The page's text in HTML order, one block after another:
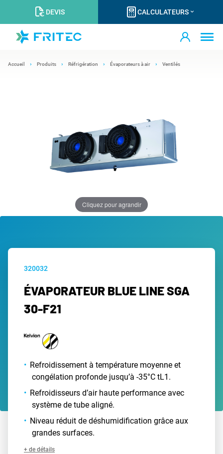
DEVIS CALCULATEURS
Accueil Produits Réfrigération Évaporateurs à air Ventilés
Cliquez pour agrandir
320032
ÉVAPORATEUR BLUE LINE SGA
30-F21
Refroidissement à température moyenne et
congélation profonde jusqu’à -35°C tL1.
Refroidisseurs d’air haute performance avec
système de tube aligné.
Niveau réduit de déshumidification grâce aux
grandes surfaces.
+ de détails